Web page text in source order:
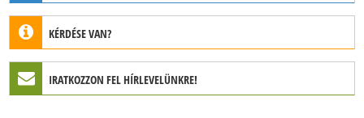
CORDYCEPS (HERNYÓGOMBA, CORDYCEPS SINENSIS)
GANODERMA (REISHI, PECSÉTVIASZGOMBA)
MAITAKE (BOKROSGOMBA, GRIFOLA FRONDOSA)
Mushroom Wisdom
KÉRDÉSE VAN?
Küldje el kérdését, és hamarosan válaszolunk!
info@drtihanyi.hu
IRATKOZZON FEL HÍRLEVELÜNKRE!